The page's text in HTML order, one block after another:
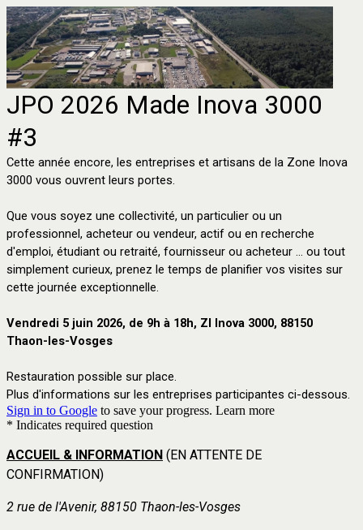
JPO 2026 Made Inova 3000
#3
Cette année encore, les entreprises et artisans de la Zone Inova
3000 vous ouvrent leurs portes.
Que vous soyez une collectivité, un particulier ou un
professionnel, acheteur ou vendeur, actif ou en recherche
d'emploi, étudiant ou retraité, fournisseur ou acheteur ... ou tout
simplement curieux, prenez le temps de planifier vos visites sur
cette journée exceptionnelle.
Vendredi 5 juin 2026, de 9h à 18h, ZI Inova 3000, 88150
Thaon-les-Vosges
Restauration possible sur place.
Plus d'informations sur les entreprises participantes ci-dessous.
Sign in to Google to save your progress. Learn more
* Indicates required question
ACCUEIL & INFORMATION (EN ATTENTE DE
CONFIRMATION)
2 rue de l'Avenir, 88150 Thaon-les-Vosges